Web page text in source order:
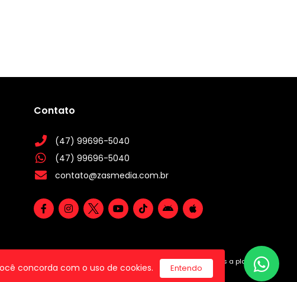
concorda com o uso de cookies. Entendo
Contato
(47) 99696-5040
(47) 99696-5040
contato@zasmedia.com.br
utilizamos a plataforma